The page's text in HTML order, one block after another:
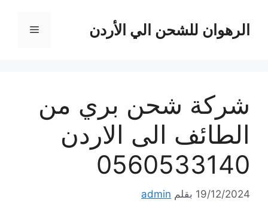
المحتوىالرهوان للشحن الي الأردن القائمة
شركة شحن بري من
الطائف الى الاردن
0560533140
19/12/2024 بقلم admin